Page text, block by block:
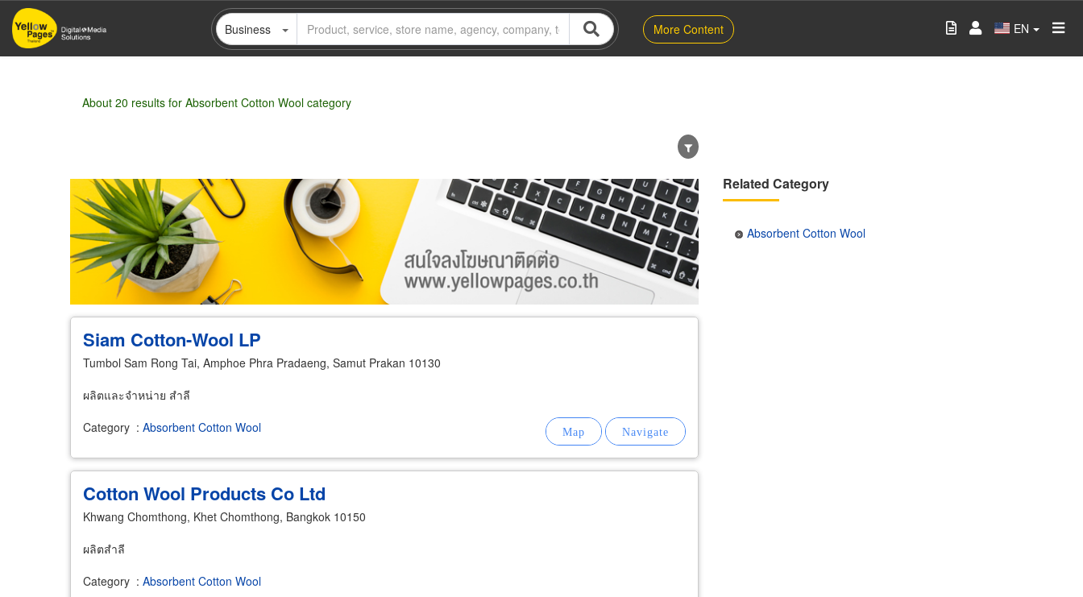
Skip
main
Business More Content EN
About 20 results for Absorbent Cotton Wool category
Wholesale Retail Manufacturer Dealer Exporter/Importer Service Business
Siam Cotton-Wool LP
Tumbol Sam Rong Tai, Amphoe Phra Pradaeng, Samut Prakan 10130
ผลิตและจำหน่าย สำลี
Category : Absorbent Cotton Wool
Cotton Wool Products Co Ltd
Khwang Chomthong, Khet Chomthong, Bangkok 10150
ผลิตสำลี
Category : Absorbent Cotton Wool
Related Category
Absorbent Cotton Wool